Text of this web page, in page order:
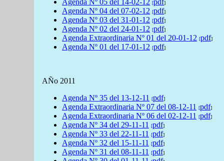
Agenda Nº 05 del 14-02-12 [pdf]
Agenda Nº 04 del 07-02-12 [pdf]
Agenda Nº 03 del 31-01-12 [pdf]
Agenda Nº 02 del 24-01-12 [pdf]
Agenda Extraordinaria Nº 01 del 20-01-12 [pdf]
Agenda Nº 01 del 17-01-12 [pdf]
AÑo 2011
Agenda Nº 35 del 13-12-11 [pdf]
Agenda Extraordinaria Nº 07 del 08-12-11 [pdf]
Agenda Extraordinaria Nº 06 del 02-12-11 [pdf]
Agenda Nº 34 del 29-11-11 [pdf]
Agenda Nº 33 del 22-11-11 [pdf]
Agenda Nº 32 del 15-11-11 [pdf]
Agenda Nº 31 del 08-11-11 [pdf]